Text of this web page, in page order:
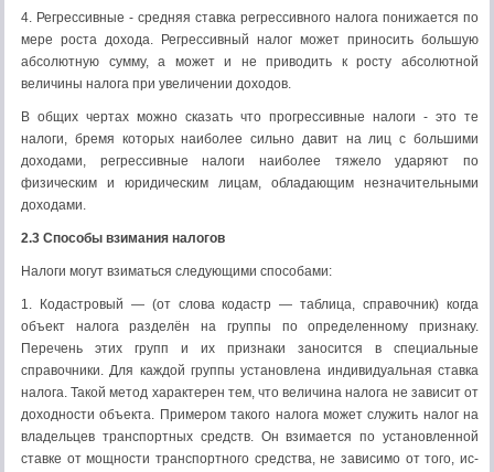
4. Регрессивные - средняя ставка регрессивного налога понижается по
мере роста дохода. Регрессивный налог может приносить большую
абсолютную сумму, а может и не приводить к росту абсолютной
величины налога при увеличении доходов.
В общих чертах можно сказать что прогрессивные налоги - это те
налоги, бремя которых наиболее сильно давит на лиц с большими
доходами, регрессивные налоги наиболее тяжело ударяют по
физическим и юридическим лицам, обладающим незначительными
доходами.
2.3 Способы взимания налогов
Налоги могут взиматься следующими способами:
1. Кодастровый — (от слова кодастр — таблица, справочник) когда
объект налога разделён на группы по определенному признаку.
Перечень этих групп и их признаки заносится в специальные
справочники. Для каждой группы установлена индивидуальная ставка
налога. Такой метод характерен тем, что величина налога не зависит от
доходности объекта. Примером такого налога мо­жет служить налог на
владельцев транспортных средств. Он взимается по уста­новленной
ставке от мощности транспортного средства, не зависимо от того, ис­